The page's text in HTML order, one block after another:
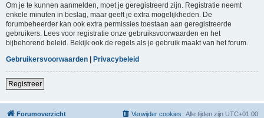
Om je te kunnen aanmelden, moet je geregistreerd zijn. Registratie neemt
enkele minuten in beslag, maar geeft je extra mogelijkheden. De
forumbeheerder kan ook extra permissies toestaan aan geregistreerde
gebruikers. Lees voor registratie onze gebruiksvoorwaarden en het
bijbehorend beleid. Bekijk ook de regels als je gebruik maakt van het forum.
Gebruikersvoorwaarden | Privacybeleid
Registreer
Forumoverzicht Alle tijden zijn UTC+01:00
Verwijder cookies